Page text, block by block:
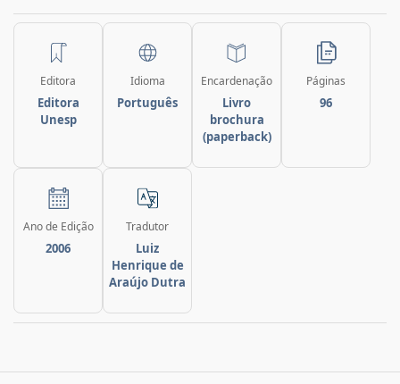
Editora
Editora
Unesp
Idioma
Português
Encardenação
Livro
brochura
(paperback)
Páginas
96
Ano de Edição
2006
Tradutor
Luiz
Henrique de
Araújo Dutra